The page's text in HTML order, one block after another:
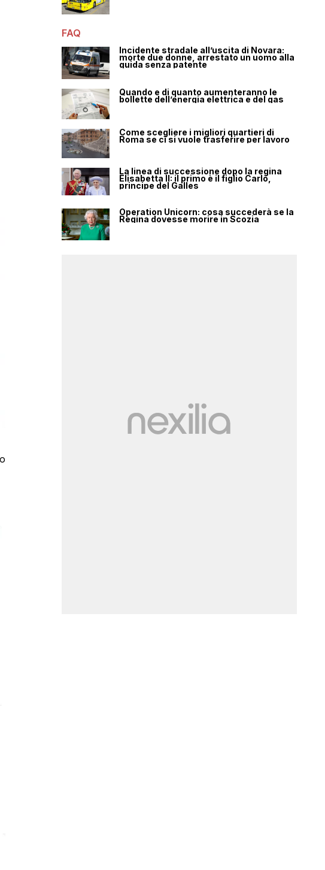
FAQ
Incidente stradale all’uscita di Novara:
morte due donne, arrestato un uomo alla
guida senza patente
Quando e di quanto aumenteranno le
bollette dell’energia elettrica e del gas
Come scegliere i migliori quartieri di
Roma se ci si vuole trasferire per lavoro
La linea di successione dopo la regina
Elisabetta II: il primo è il figlio Carlo,
principe del Galles
Operation Unicorn: cosa succederà se la
Regina dovesse morire in Scozia